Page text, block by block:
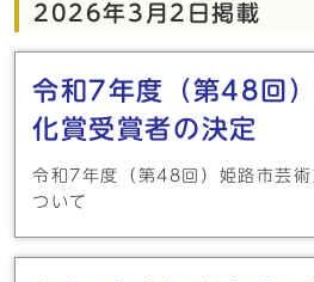
2026年3月2日掲載
令和7年度（第48回
化賞受賞者の決定
令和7年度（第48回）姫路市芸
ついて